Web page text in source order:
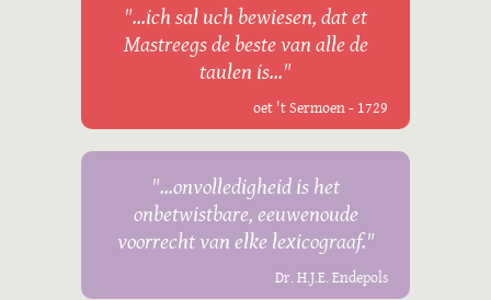
"...ich sal uch bewiesen, dat et
Mastreegs de beste van alle de
taulen is..."
oet 't Sermoen - 1729
"...onvolledigheid is het
onbetwistbare, eeuwenoude
voorrecht van elke lexicograaf."
Dr. H.J.E. Endepols